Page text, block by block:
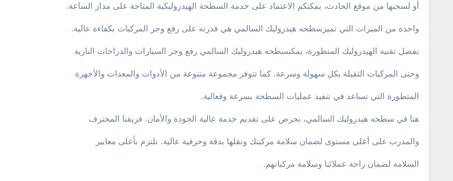
أو لسحبها من موقع الحادث، يمكنكم الاعتماد على خدمة السطحة الهيدروليكية المتاحة على مدار الساعة.
واحدة من الميزات التي تميزسطحه هيدروليك السالمي هي قدرته على رفع وجر المركبات بكفاءة عالية.
بفضل تقنية الهيدروليك المتطورة، يمكنسطحه هيدروليك السالمي رفع وجر السيارات والدراجات النارية
وحتى المركبات الثقيلة بكل سهولة وسرعة. كما تتوفر مجموعة متنوعة من الأدوات والمعدات والأجهزة
المتطورة التي تساعد في تنفيذ عمليات السطحة بسرعة وفعالية.
هنا في سطحه هيدروليك السالمي، نحرص على تقديم خدمة عالية الجودة والأمان. فريقنا المحترف
والمدرب على أعلى مستوى لضمان سلامة مركبتك ونقلها بدقة وحرفية عالية. نلتزم بأعلى معايير
السلامة لضمان راحة عملائنا وسلامة مركباتهم.